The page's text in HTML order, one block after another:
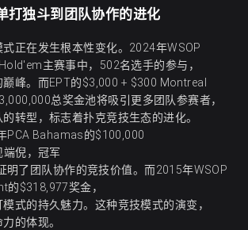
打独斗到团队协作的进化
正在发生根本性变化。2024年WSOP
主赛事中，502名选手的参与，
峰。而EPT的$3,000 + $300 Montreal
总奖金池将吸引更多团队参赛者，
转型，标志着扑克竞技生态的进化。
PCA Bahamas的$100,000
端倪，冠军
明了团队协作的竞技价值。而2015年WSOP
的$318,977奖金，
式的持久魅力。这种竞技模式的演变，
的体现。